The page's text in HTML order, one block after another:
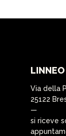
LINNEO
Via della
25122
—
si riceve